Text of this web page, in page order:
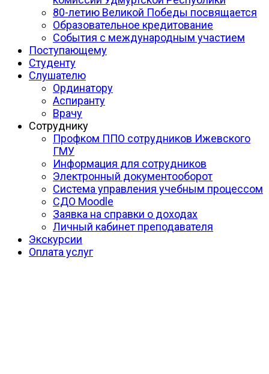
80-летию Великой Победы посвящается
Образовательное кредитование
События с международным участием
Поступающему
Студенту
Слушателю
Ординатору
Аспиранту
Врачу
Сотруднику
Профком ППО сотрудников Ижевского
ГМУ
Информация для сотрудников
Электронный документооборот
Система управления учебным процессом
СДО Moodle
Заявка на справки о доходах
Личный кабинет преподавателя
Экскурсии
Оплата услуг